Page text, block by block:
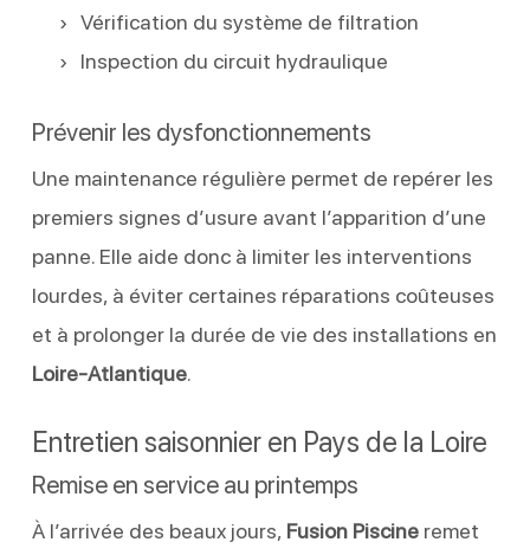
Vérification du système de filtration
Inspection du circuit hydraulique
Prévenir les dysfonctionnements
Une maintenance régulière permet de repérer les
premiers signes d’usure avant l’apparition d’une
panne. Elle aide donc à limiter les interventions
lourdes, à éviter certaines réparations coûteuses
et à prolonger la durée de vie des installations en
Loire-Atlantique.
Entretien saisonnier en Pays de la Loire
Remise en service au printemps
À l’arrivée des beaux jours, Fusion Piscineremet